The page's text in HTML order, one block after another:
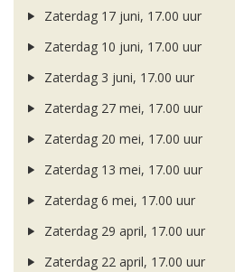
Zaterdag 17 juni, 17.00 uur
Zaterdag 10 juni, 17.00 uur
Zaterdag 3 juni, 17.00 uur
Zaterdag 27 mei, 17.00 uur
Zaterdag 20 mei, 17.00 uur
Zaterdag 13 mei, 17.00 uur
Zaterdag 6 mei, 17.00 uur
Zaterdag 29 april, 17.00 uur
Zaterdag 22 april, 17.00 uur